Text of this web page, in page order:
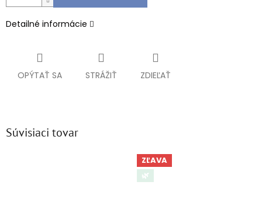
Detailné informácie
OPÝTAŤ SA STRÁŽIŤ ZDIEĽAŤ
Súvisiaci tovar
ZĽAVA
🌿